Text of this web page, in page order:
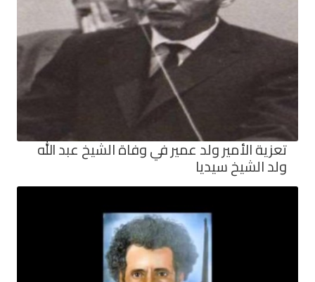
تعزية الأمير ولد عمير في وفاة الشيخ عبد الله
ولد الشيخ سيديا